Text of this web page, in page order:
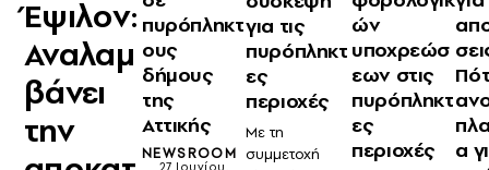
Έψιλον:
Αναλαμ
βάνει
την
πυρόπληκτ
ους
δήμους
της
Αττικής
NEWSROOM
για τις
πυρόπληκτ
ες
περιοχές
Με τη
συμμετοχή
ών
υποχρεώσ
εων στις
πυρόπληκτ
ες
περιοχές
α